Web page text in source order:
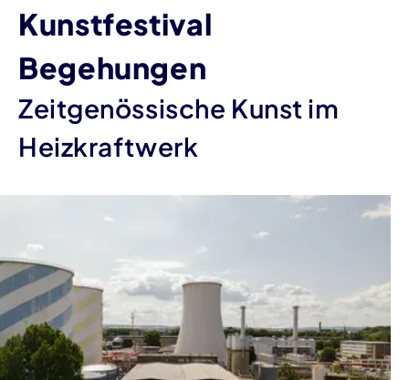
Kunstfestival
Begehungen
Zeitgenössische Kunst im
Heizkraftwerk